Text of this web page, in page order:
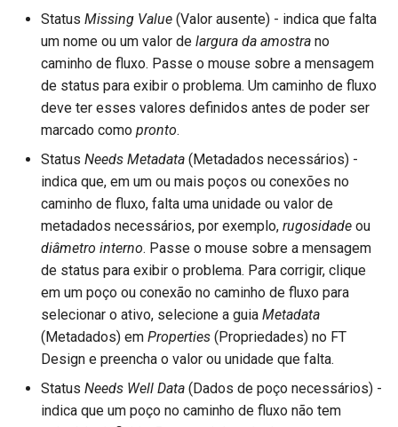
Status Missing Value (Valor ausente) - indica que falta
um nome ou um valor de largura da amostra no
caminho de fluxo. Passe o mouse sobre a mensagem
de status para exibir o problema. Um caminho de fluxo
deve ter esses valores definidos antes de poder ser
marcado como pronto.
Status Needs Metadata (Metadados necessários) -
indica que, em um ou mais poços ou conexões no
caminho de fluxo, falta uma unidade ou valor de
metadados necessários, por exemplo, rugosidade ou
diâmetro interno. Passe o mouse sobre a mensagem
de status para exibir o problema. Para corrigir, clique
em um poço ou conexão no caminho de fluxo para
selecionar o ativo, selecione a guia Metadata
(Metadados) em Properties (Propriedades) no FT
Design e preencha o valor ou unidade que falta.
Status Needs Well Data (Dados de poço necessários) -
indica que um poço no caminho de fluxo não tem